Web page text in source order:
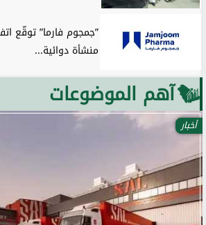
”جمجوم فارما” توقّع
منشأة دوائية...
آهم الموضوعات
أخبار